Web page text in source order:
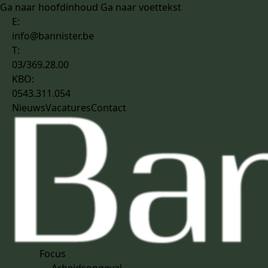
Ga naar hoofdinhoud Ga naar voettekst
E:
info@bannister.be
T:
03/369.28.00
KBO:
0543.311.054
NieuwsVacaturesContact
Focus